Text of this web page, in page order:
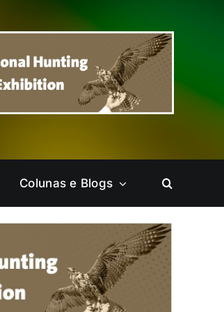
Cruzeiro
Jardim Botânico
Pelas Cidades
Colunas e Blogs